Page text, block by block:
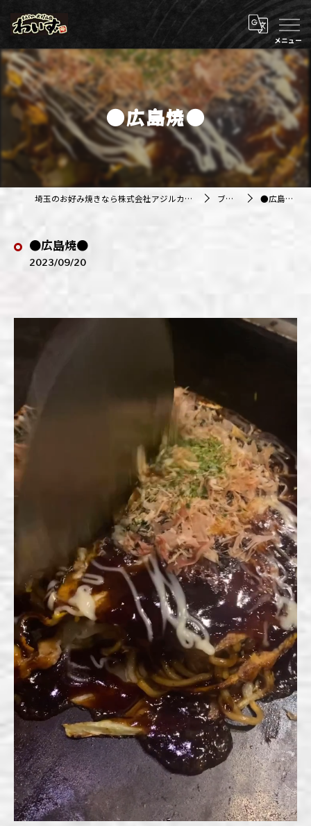
●広島焼●
埼玉のお好み焼きなら株式会社アジルカンパニー ブログ ●広島焼●
●広島焼●
2023/09/20